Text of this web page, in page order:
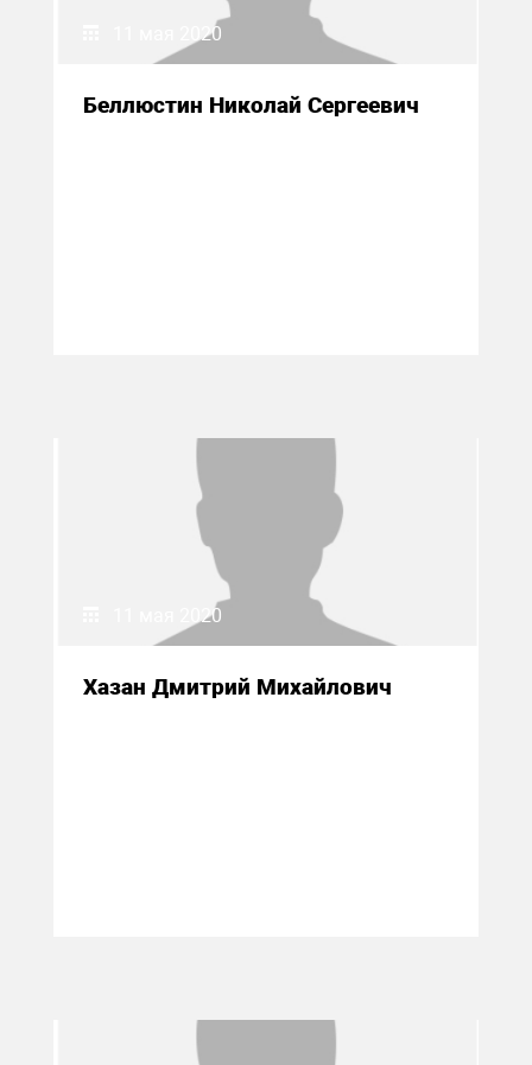
11 мая 2020
Беллюстин Николай Сергеевич
11 мая 2020
Хазан Дмитрий Михайлович